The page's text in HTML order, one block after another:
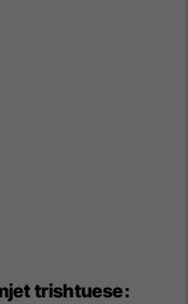
trishtuese: